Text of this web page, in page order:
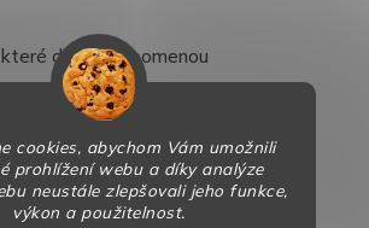
cookies, abychom Vám umožnili
prohlížení webu a díky analýze
neustále zlepšovali jeho funkce,
výkon a použitelnost.
děti nezapomenou
naplno
dveře
BaBy-smile.cz. Všechna práva vyhrazena.